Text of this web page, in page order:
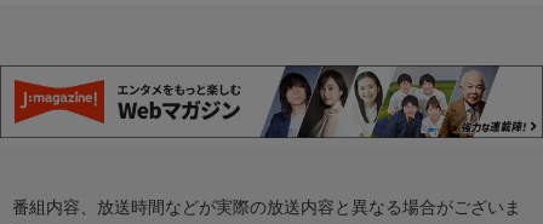
番組内容、放送時間などが実際の放送内容と異なる場合がございま